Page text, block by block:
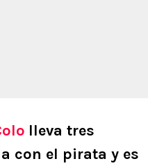
lleva tres
con el pirata y es